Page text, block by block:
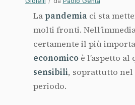
La pandemiaci sta
molti fronti.
certamente il più
economico è l’aspetto al
sensibili, soprattutto nel
periodo.